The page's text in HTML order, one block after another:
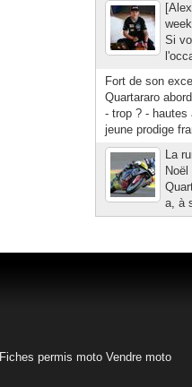
Si
Fort de son
Quartararo
- trop ? - hautes
jeune prodige
La
a, à
Fiches permis moto Vendre moto